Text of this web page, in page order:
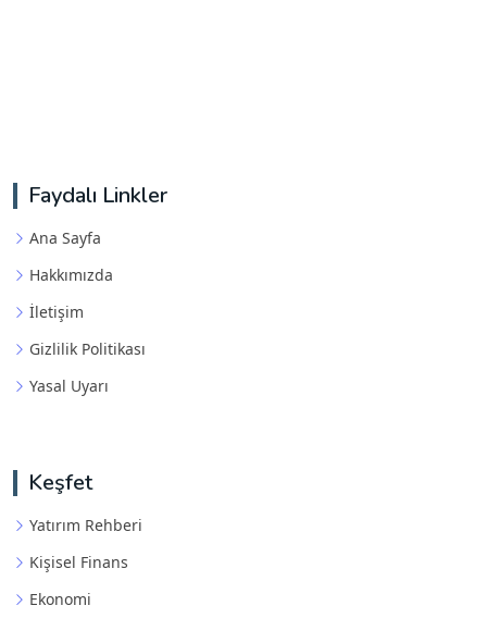
Faydalı Linkler
Ana Sayfa
Hakkımızda
İletişim
Gizlilik Politikası
Yasal Uyarı
Keşfet
Yatırım Rehberi
Kişisel Finans
Ekonomi